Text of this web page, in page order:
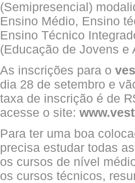
(Semipresencial)
Ensino Médio, Ensino
Ensino Técnico
(Educação de Jovens e
As inscrições para o
dia 28 de setembro e
taxa de inscrição é de
acesse o site:
Para ter uma boa
precisa estudar todas
os cursos de nível
os cursos técnicos,